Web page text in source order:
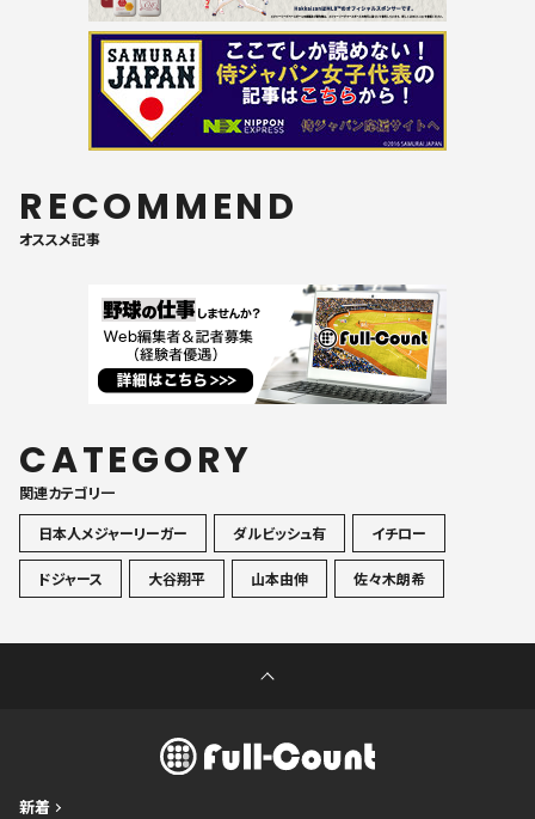
RECOMMEND
オススメ記事
CATEGORY
関連カテゴリ一
日本人メジャーリーガー
ダルビッシュ有 イチロー
ドジャース 大谷翔平 山本由伸 佐々木朗希
新着